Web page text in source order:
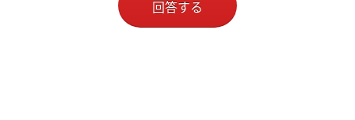
回答する